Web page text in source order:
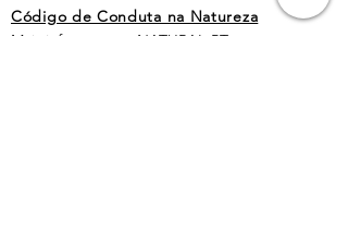
Código de Conduta na Natureza
Mais informações: NATURAL .PT